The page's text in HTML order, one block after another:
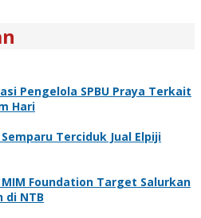
Pengelola SPBU Praya Terkait
Hari
Semparu Terciduk Jual Elpiji
Foundation Target Salurkan
di NTB